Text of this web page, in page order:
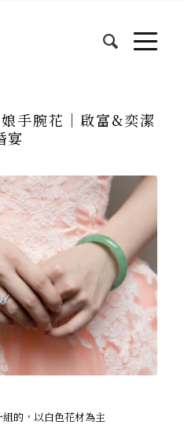
手腕花│啟富&奕潔
宴
組的，以白色花材為主